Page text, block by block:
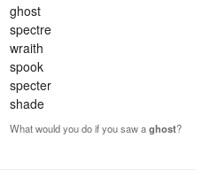
ghost
spectre
wraith
spook
specter
shade
What would you do if you saw aghost?